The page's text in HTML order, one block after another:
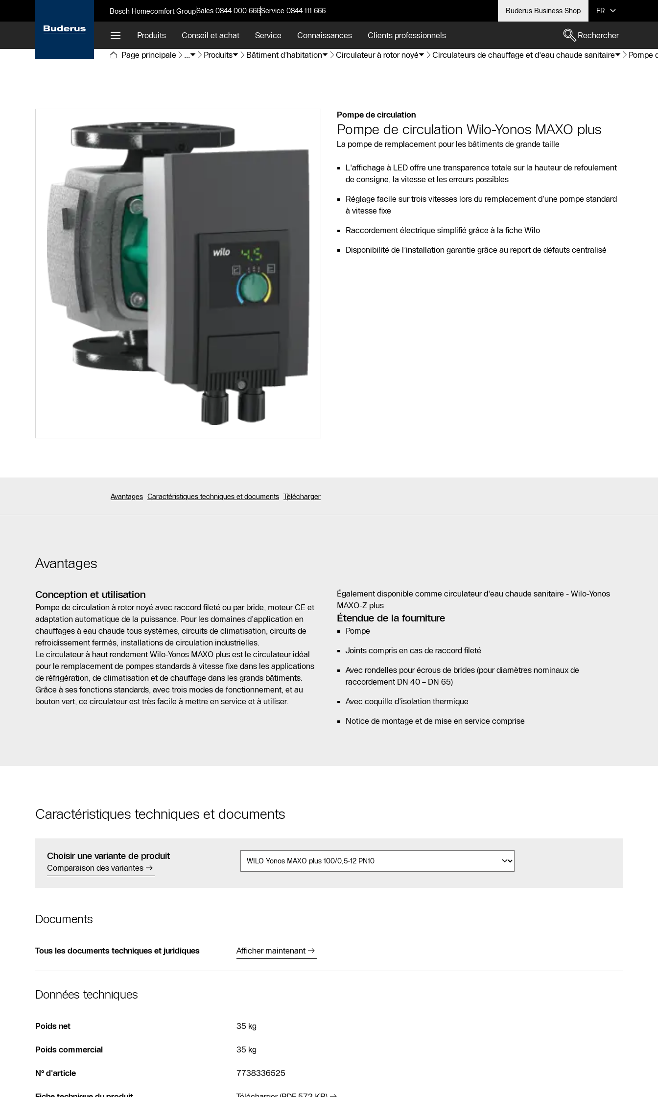
Bosch Homecomfort GroupSales 0844 000 666Service 0844 111 666 Buderus Business Shop FR
Produits Conseil et achat Service Connaissances Clients professionnels
Rechercher
Page principale
... Produits Bâtiment d’habitation Circulateur à rotor noyé Circulateurs de chauffage et d'eau chaude sanitaire Pompe
Pompe de circulation
Pompe de circulation Wilo-Yonos MAXO plus
La pompe de remplacement pour les bâtiments de grande taille
L'affichage à LED offre une transparence totale sur la hauteur de refoulement
de consigne, la vitesse et les erreurs possibles
Réglage facile sur trois vitesses lors du remplacement d’une pompe standard
à vitesse fixe
Raccordement électrique simplifié grâce à la fiche Wilo
Disponibilité de l’installation garantie grâce au report de défauts centralisé
Avantages Caractéristiques techniques et documents Télécharger
Avantages
Conception et utilisation
Pompe de circulation à rotor noyé avec raccord fileté ou par bride, moteur CE et
adaptation automatique de la puissance. Pour les domaines d’application en
chauffages à eau chaude tous systèmes, circuits de climatisation, circuits de
refroidissement fermés, installations de circulation industrielles.
Le circulateur à haut rendement Wilo-Yonos MAXO plus est le circulateur idéal
pour le remplacement de pompes standards à vitesse fixe dans les applications
de réfrigération, de climatisation et de chauffage dans les grands bâtiments.
Grâce à ses fonctions standards, avec trois modes de fonctionnement, et au
bouton vert, ce circulateur est très facile à mettre en service et à utiliser.
Également disponible comme circulateur d'eau chaude sanitaire - Wilo-Yonos
MAXO-Z plus
Étendue de la fourniture
Pompe
Joints compris en cas de raccord fileté
Avec rondelles pour écrous de brides (pour diamètres nominaux de
raccordement DN 40 – DN 65)
Avec coquille d'isolation thermique
Notice de montage et de mise en service comprise
Caractéristiques techniques et documents
Choisir une variante de produit
Comparaison des variantes
Documents
Tous les documents techniques et juridiques Afficher maintenant
Données techniques
Poids net 35 kg
Poids commercial 35 kg
N° d'article 7738336525